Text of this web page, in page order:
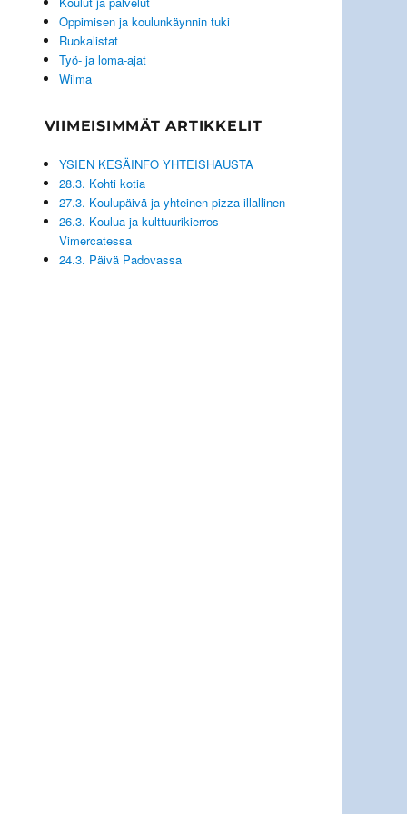
Oppimisen ja koulunkäynnin tuki
Ruokalistat
Työ- ja loma-ajat
Wilma
VIIMEISIMMÄT ARTIKKELIT
YSIEN KESÄINFO YHTEISHAUSTA
28.3. Kohti kotia
27.3. Koulupäivä ja yhteinen pizza-illallinen
26.3. Koulua ja kulttuurikierros
Vimercatessa
24.3. Päivä Padovassa